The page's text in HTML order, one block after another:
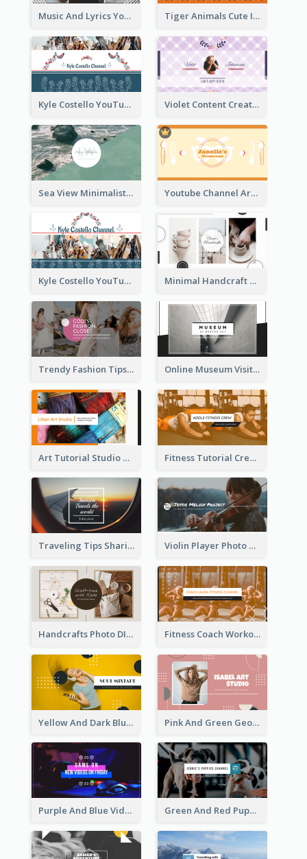
Music And Lyrics YouTube Channel Art Tiger Animals Cute Illustration YouTube Channel Art
Kyle Costello YouTube Channel Art (viewable on all devices) Violet Content Creator YouTube Channel Art
Sea View Minimalist Logo YouTube Channel Art Youtube Channel Art Created For Personal Channel
Kyle Costello YouTube Channel Art Minimal Handcraft Tutorial Ceramics YouTube Channel Art
Trendy Fashion Tips Sharing YouTube Channel Art Online Museum Visiting Art YouTube Channel Art
Art Tutorial Studio Art YouTube Channel Art Fitness Tutorial Crew Sports YouTube Channel Art
Traveling Tips Sharing YouTube Channel Art Violin Player Photo Classic Music YouTube Channel Art
Handcrafts Photo DIY Influencer YouTube Channel Art Fitness Coach Workout Classes YouTube Channel Art
Yellow And Dark Blue Musician Mixtape YouTube Channel Art Pink And Green Geometric Art Studio YouTube Channel Art
Purple And Blue Video Game Photo YouTube Channel Art Green And Red Puppy Photo Puppies Vlog YouTube Channel Art